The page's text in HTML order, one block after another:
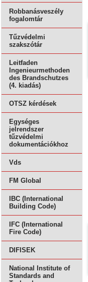
Robbanásveszély
fogalomtár
Tűzvédelmi
szakszótár
Leitfaden
Ingenieurmethoden
des Brandschutzes
(4. kiadás)
OTSZ kérdések
Egységes
jelrendszer
tűzvédelmi
dokumentációkhoz
Vds
FM Global
IBC (International
Building Code)
IFC (International
Fire Code)
DIFISEK
National Institute of
Standards and